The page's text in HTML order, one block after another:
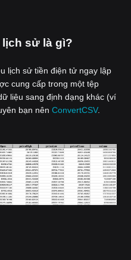
sử là gì?
lịch sử tiền điện tử ngay lập
cung cấp trong một tệp
liệu sang định dạng khác (ví
bạn nên ConvertCSV.